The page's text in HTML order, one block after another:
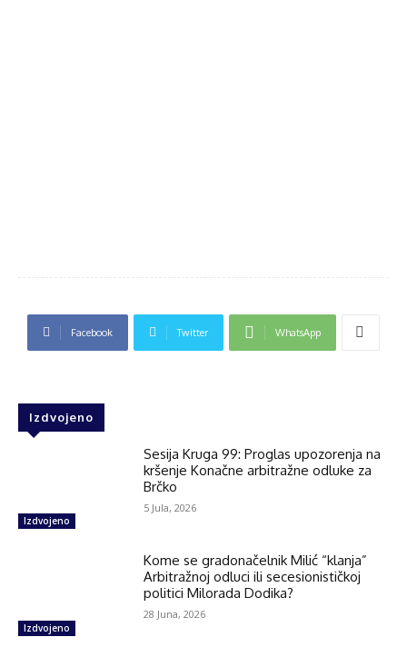
Facebook Twitter WhatsApp
Izdvojeno
Izdvojeno
Sesija Kruga 99: Proglas upozorenja na
kršenje Konačne arbitražne odluke za
Brčko
5 Jula, 2026
Izdvojeno
Kome se gradonačelnik Milić “klanja”
Arbitražnoj odluci ili secesionističkoj
politici Milorada Dodika?
28 Juna, 2026